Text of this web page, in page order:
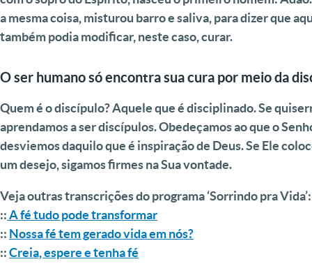
a mesma coisa, misturou barro e saliva, para dizer que
também podia modificar, neste caso, curar.
O ser humano só encontra sua cura por meio da
Quem é o discípulo? Aquele que é disciplinado. Se
aprendamos a ser discípulos. Obedeçamos ao que o
desviemos daquilo que é inspiração de Deus. Se Ele
um desejo, sigamos firmes na Sua vontade.
Veja outras transcrições do programa ‘Sorrindo pra Vida’:
::A fé tudo pode transformar
:: Nossa fé tem gerado vida em nós?
::Creia, espere e tenha fé